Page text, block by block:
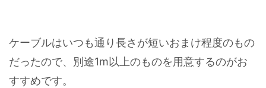
ケーブルはいつも通り長さが短いおまけ程度のもの
だったので、別途1m以上のものを用意するのがお
すすめです。